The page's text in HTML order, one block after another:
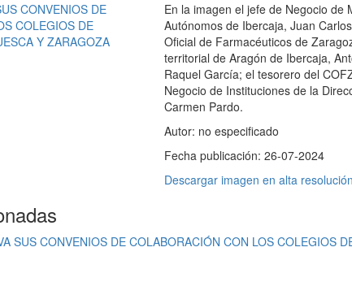
En la imagen el jefe de Negocio de
Autónomos de Ibercaja, Juan
Oficial de Farmacéuticos de
territorial de Aragón de Ibercaja,
Raquel García; el tesorero del
Negocio de Instituciones de la
Carmen Pardo.
Autor: no especificado
Fecha publicación:26-07-2024
Descargar imagen en alta resolución
SUS CONVENIOS DE COLABORACIÓN CON LOS COLEGIOS